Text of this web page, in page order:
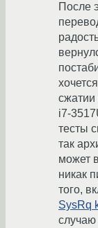
После
сжатии
i7-
тесты
так
может
никак
того,
SysRq
случаю